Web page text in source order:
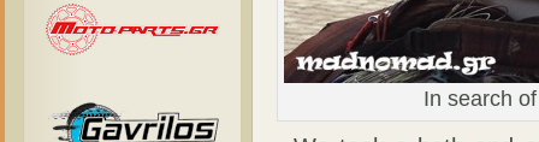
In search